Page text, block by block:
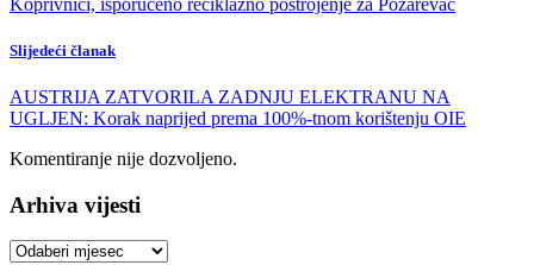
Slijedeći članak
AUSTRIJA ZATVORILA ZADNJU ELEKTRANU NA
UGLJEN: Korak naprijed prema 100%-tnom korištenju OIE
Komentiranje nije dozvoljeno.
Arhiva vijesti
Arhiva